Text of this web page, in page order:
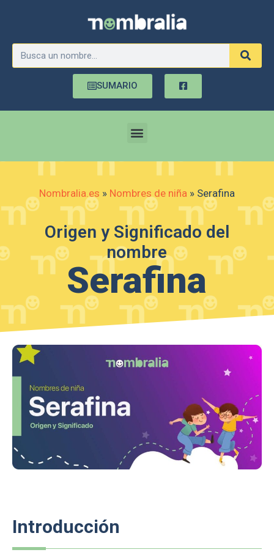
SUMARIO
Nombralia.es » Nombres de niña » Serafina
Origen y Significado del
nombre
Serafina
Introducción